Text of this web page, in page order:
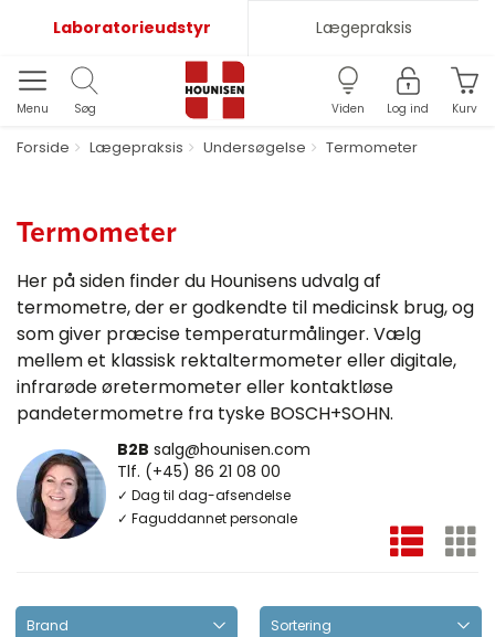
Laboratorieudstyr Lægepraksis
Menu Søg Viden Log ind Kurv
Forside Lægepraksis Undersøgelse Termometer
Termometer
Her på siden finder du Hounisens udvalg af
termometre, der er godkendte til medicinsk brug, og
som giver præcise temperaturmålinger. Vælg
mellem et klassisk rektaltermometer eller digitale,
infrarøde øretermometer eller kontaktløse
pandetermometre fra tyske BOSCH+SOHN.
B2B salg@hounisen.com
Tlf. (+45) 86 21 08 00
✓ Dag til dag-afsendelse
✓ Faguddannet personale